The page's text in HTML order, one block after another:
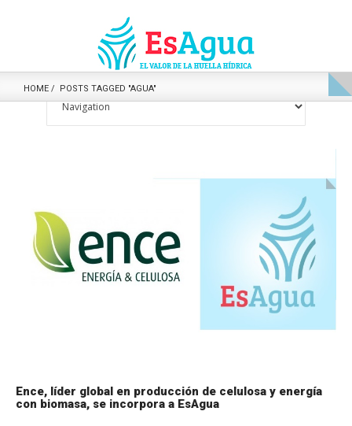
HOME POSTS TAGGED "AGUA"
Ence, líder global en producción de celulosa y energía
con biomasa, se incorpora a EsAgua